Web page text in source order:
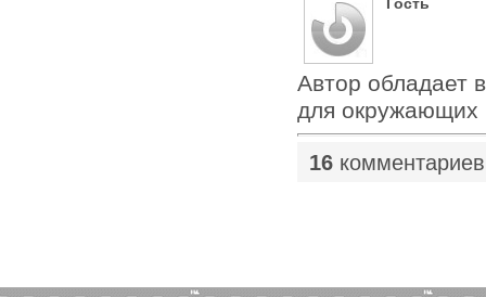
Автор обладает
для окружающих
16